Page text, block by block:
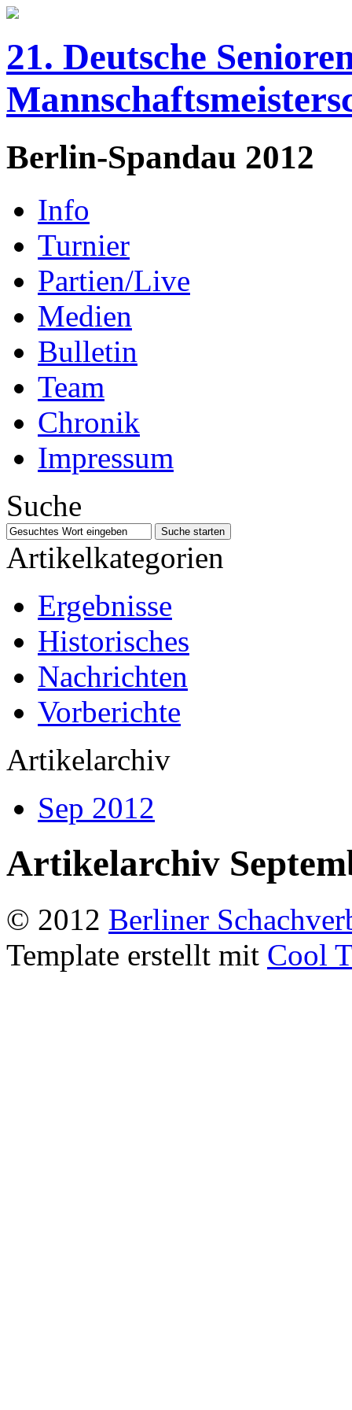
21. Deutsche
Berlin-Spandau 2012
Info
Turnier
Partien/Live
Medien
Bulletin
Team
Chronik
Impressum
Suche
Artikelkategorien
Ergebnisse
Historisches
Nachrichten
Vorberichte
Artikelarchiv
Sep 2012
Artikelarchiv
© 2012 Berliner
Template erstellt mit Cool